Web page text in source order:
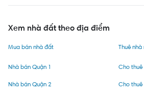
Xem nhà đất theo địa điểm
Mua bán nhà đất
Nhà bán Quận 1
Nhà bán Quận 2
Thuê
Cho thuê
Cho thuê